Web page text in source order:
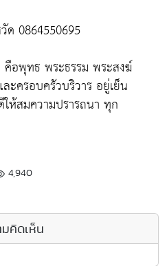
ด 0864550695
อพุทธ พระธรรม พระสงฆ์
ะครอบครัวบริวาร อยู่เย็น
ห้สมความปรารถนา ทุก
4,940
มคิดเห็น